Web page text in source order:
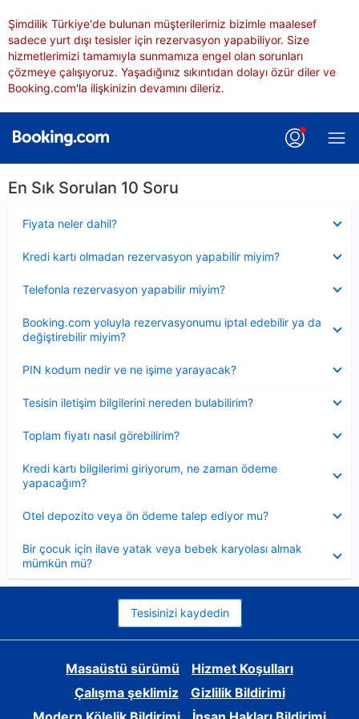
Şimdilik Türkiye'de bulunan müşterilerimiz bizimle maalesef
sadece yurt dışı tesisler için rezervasyon yapabiliyor. Size
hizmetlerimizi tamamıyla sunmamıza engel olan sorunları
çözmeye çalışıyoruz. Yaşadığınız sıkıntıdan dolayı özür diler ve
Booking.com'la ilişkinizin devamını dileriz.
En Sık Sorulan 10 Soru
Fiyata neler dahil?
Kredi kartı olmadan rezervasyon yapabilir miyim?
Telefonla rezervasyon yapabilir miyim?
Booking.com yoluyla rezervasyonumu iptal edebilir ya da
değiştirebilir miyim?
PIN kodum nedir ve ne işime yarayacak?
Tesisin iletişim bilgilerini nereden bulabilirim?
Toplam fiyatı nasıl görebilirim?
Kredi kartı bilgilerimi giriyorum, ne zaman ödeme
yapacağım?
Otel depozito veya ön ödeme talep ediyor mu?
Bir çocuk için ilave yatak veya bebek karyolası almak
mümkün mü?
Tesisinizi kaydedin
Masaüstü sürümü
Hizmet Koşulları
Çalışma şeklimiz
Gizlilik Bildirimi